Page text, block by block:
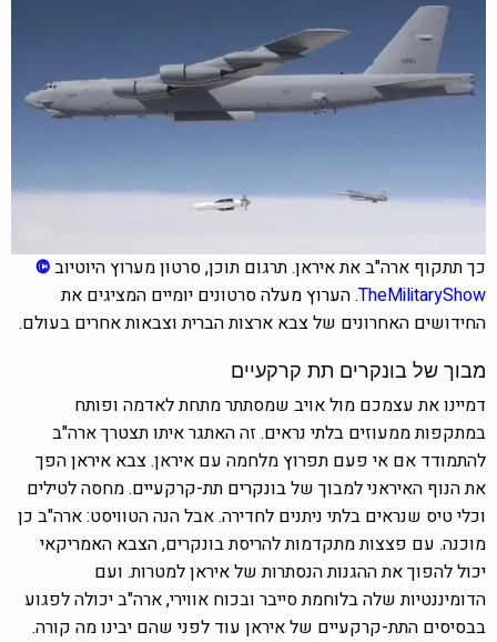
כך תתקוף ארה"ב את איראן. תרגום תוכן, סרטון מערוץ היוטיוב©
TheMilitaryShow. הערוץ מעלהסרטונים יומיים המציגים את
החידושים האחרונים של צבא ארצות הברית וצבאות אחרים בעולם.
מבוך של בונקרים תת קרקעיים
דמיינו את עצמכם מול אויב שמסתתר מתחת לאדמה ופותח
במתקפות ממעוזים בלתי נראים. זה האתגר איתו תצטרך ארה"ב
להתמודד אם אי פעם תפרוץ מלחמה עם איראן.צבא איראןהפך
את הנוף האיראני למבוך שלבונקרים תת-קרקעיים.מחסה לטילים
וכלי טיס שנראים בלתי ניתנים לחדירה. אבל הנה הטוויסט: ארה"ב כן
מוכנה. עם פצצות מתקדמות להריסת בונקרים,הצבא האמריקאי
יכול להפוך את ההגנות הנסתרות של איראן למטרות. ועם
הדומיננטיות שלה בלוחמת סייבר ובכוח אווירי, ארה"ב יכולה לפגוע
בבסיסים התת-קרקעיים של איראן עוד לפני שהם יבינו מה קורה.